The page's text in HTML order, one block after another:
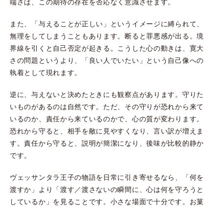
また、「与えることが正しい」というイメージに縛られて、
無理をしてしまうこともあります。断ると罪悪感が出る。境
界線を引くと自己否定が起きる。こうした心の動きは、寛大
さの問題というより、「良い人でいたい」という自己像への
執着として現れます。
逆に、与えないと決めたときにも観察点があります。守りた
いものがあるのは自然です。ただ、その守りが恐れから来て
いるのか、責任から来ているのかで、心の質が変わります。
恐れから守ると、相手を敵に見やすくなり、言い訳が増えま
す。責任から守ると、説明が簡潔になり、後味が比較的静か
です。
ヴェッサンタラ王子の物語を日常に引き寄せるなら、「何を
渡すか」より「渡す／渡さないの瞬間に、心は何を守ろうと
しているか」を見ることです。小さな場面で十分です。お菓